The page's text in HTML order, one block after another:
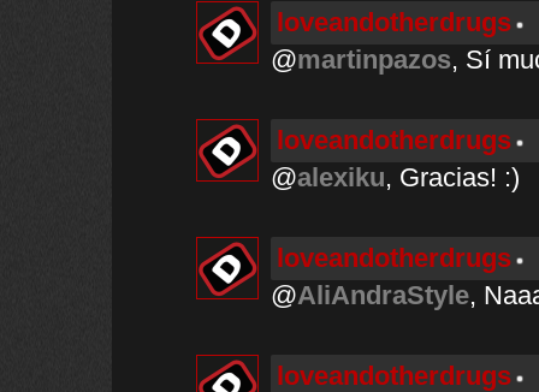
loveandotherdrugs
@martinpazos, Sí
loveandotherdrugs
@alexiku, Gracias! :)
loveandotherdrugs
@AliAndraStyle,
loveandotherdrugs